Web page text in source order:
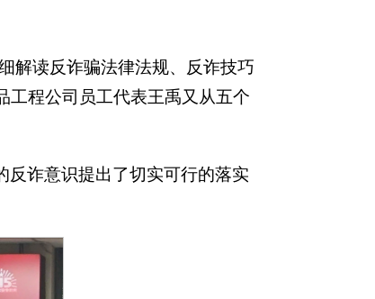
解读反诈骗法律法规、反诈技巧
工程公司员工代表王禹又从五个
反诈意识提出了切实可行的落实